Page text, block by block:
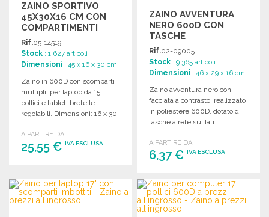
ZAINO SPORTIVO
45X30X16 CM CON
COMPARTIMENTI
Rif.05-14519
Stock : 1 627 articoli
Dimensioni : 45 x 16 x 30 cm
Zaino in 600D con scomparti
multipli, per laptop da 15
pollici e tablet, bretelle
regolabili. Dimensioni: 16 x 30
A PARTIRE DA
25,55 € IVA ESCLUSA
Richiedi un preventivo
ZAINO AVVENTURA
NERO 600D CON
TASCHE
Rif.02-09005
Stock : 9 365 articoli
Dimensioni : 46 x 29 x 16 cm
Zaino avventura nero con
facciata a contrasto, realizzato
in poliestere 600D, dotato di
tasche a rete sui lati.
A PARTIRE DA
6,37 €IVA ESCLUSA
ORDINARE
Richiedi un preventivo